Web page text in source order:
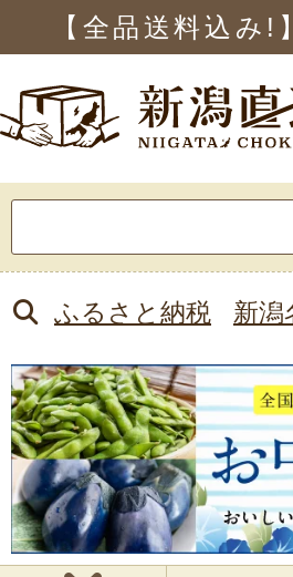
【全品送料込み!
索:
ふるさと納税 新潟